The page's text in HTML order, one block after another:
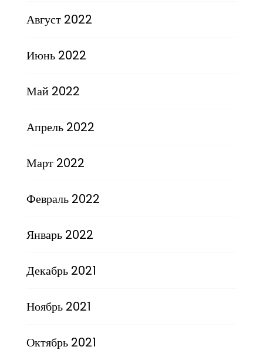
Август 2022
Июнь 2022
Май 2022
Апрель 2022
Март 2022
Февраль 2022
Январь 2022
Декабрь 2021
Ноябрь 2021
Октябрь 2021